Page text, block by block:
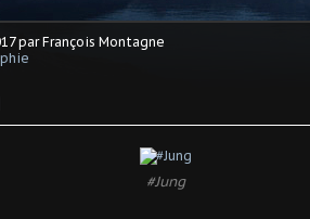
par François Montagne
#Jung